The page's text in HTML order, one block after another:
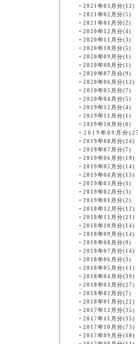
・ 2021年03月分(12)
・ 2021年02月分(5)
・ 2021年01月分(2)
・ 2020年12月分(4)
・ 2020年11月分(3)
・ 2020年10月分(5)
・ 2020年09月分(1)
・ 2020年08月分(1)
・ 2020年07月分(9)
・ 2020年06月分(12)
・ 2020年05月分(7)
・ 2020年04月分(5)
・ 2019年12月分(4)
・ 2019年11月分(1)
・ 2019年10月分(8)
・ 2019年09月分
・ 2019年08月分(24)
・ 2019年07月分(7)
・ 2019年06月分(19)
・ 2019年05月分(14)
・ 2019年04月分(13)
・ 2019年03月分(3)
・ 2019年02月分(3)
・ 2019年01月分(2)
・ 2018年12月分(12)
・ 2018年11月分(21)
・ 2018年10月分(14)
・ 2018年09月分(14)
・ 2018年08月分(9)
・ 2018年07月分(14)
・ 2018年06月分(3)
・ 2018年05月分(11)
・ 2018年04月分(39)
・ 2018年03月分(27)
・ 2018年02月分(7)
・ 2018年01月分(22)
・ 2017年12月分(35)
・ 2017年11月分(35)
・ 2017年10月分(73)
・ 2017年09月分(38)